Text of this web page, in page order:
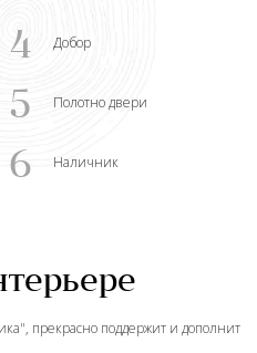
4 Добор
5 Полотно двери
6 Наличник
", прекрасно поддержит и дополнит